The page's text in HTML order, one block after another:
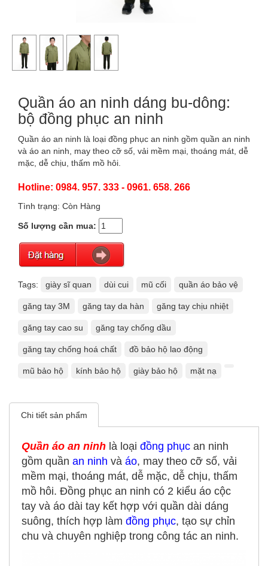
Quần áo an ninh dáng bu-dông:
bộ đồng phục an ninh
Quần áo an ninh là loại đồng phục an ninh gồm quần an ninh
và áo an ninh, may theo cỡ số, vải mềm mại, thoáng mát, dễ
mặc, dễ chịu, thấm mồ hôi.
Hotline: 0984. 957. 333 - 0961. 658. 266
Tình trạng: Còn Hàng
Số lượng cần mua:
Tags: giày sĩ quan dùi cui mũ cối quần áo bảo vệ
găng tay 3M găng tay da hàn găng tay chịu nhiệt
găng tay cao su găng tay chống dầu
găng tay chống hoá chất đồ bảo hộ lao động
mũ bảo hộ kính bảo hộ giày bảo hộ mặt nạ
Chi tiết sản phẩm
Quần áo an ninh là loại đồng phục an ninh
gồm quần an ninh và áo, may theo cỡ số, vải
mềm mại, thoáng mát, dễ mặc, dễ chịu, thấm
mồ hôi. Đồng phục an ninh có 2 kiểu áo cộc
tay và áo dài tay kết hợp với quần dài dáng
suông, thích hợp làm đồng phục, tạo sự chỉn
chu và chuyên nghiệp trong công tác an ninh.